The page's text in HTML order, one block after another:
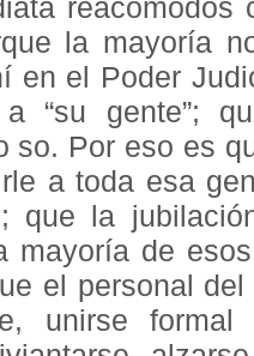
la mayoría
en el Poder
“su gente”;
so. Por eso es
a toda esa
que la
mayoría de
el personal
unirse